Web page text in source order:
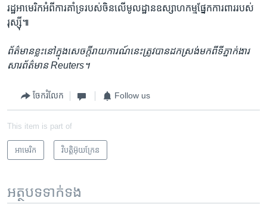
រដ្ឋ​អាមេរិក​អំពី​ការ​គាំទ្រ​របស់​ចិន​លើ​មូលដ្ឋាន​ឧស្សាហកម្ម​ផ្នែក​ការពារ​របស់​
រុស្ស៊ី៕
ព័ត៌មាន​ខ្លះ​នៅ​ក្នុង​សេចក្ដី​រាយការណ៍​នេះ​ត្រូវបាន​ដកស្រង់​មកពី​ទីភ្នាក់ងារ​
សារព័ត៌មាន Reuters។
ចែករំលែក Follow us
This item is part of
អាមេរិក​ វិបត្តិអ៊ុយក្រែន
អត្ថបទ​ទាក់ទង